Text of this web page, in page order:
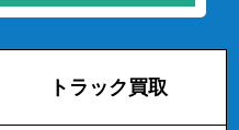
トラック買取